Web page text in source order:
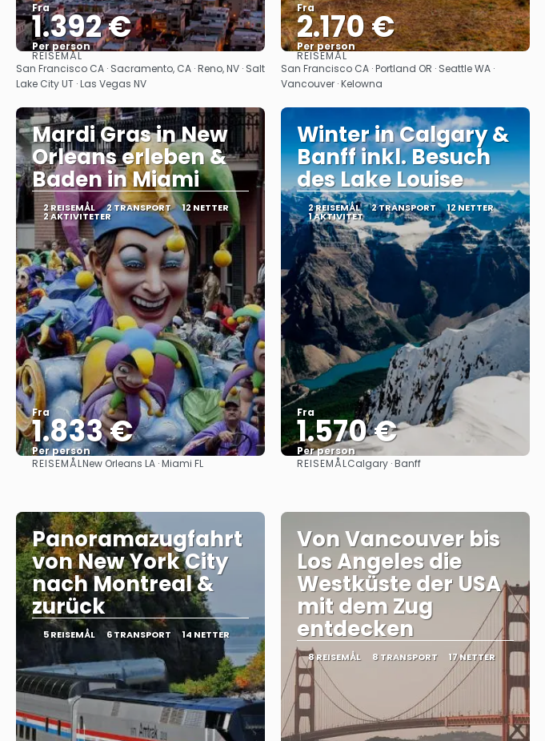
Fra
1.392 €
Per person
Se
REISEMÅL
San Francisco CA · Sacramento, CA · Reno, NV · Salt
Lake City UT · Las Vegas NV
Fra
2.170 €
Per person
Se
REISEMÅL
San Francisco CA · Portland OR · Seattle WA ·
Vancouver · Kelowna
Mardi Gras in New
Orleans erleben &
Baden in Miami
2 REISEMÅL 2 TRANSPORT 12 NETTER
2 AKTIVITETER
Fra
1.833 €
Per person
Se
REISEMÅLNew Orleans LA · Miami FL
Winter in Calgary &
Banff inkl. Besuch
des Lake Louise
2 REISEMÅL 2 TRANSPORT 12 NETTER
1 AKTIVITET
Fra
1.570 €
Per person
Se
REISEMÅLCalgary · Banff
Panoramazugfahrt
von New York City
nach Montreal &
zurück
5 REISEMÅL 6 TRANSPORT 14 NETTER
Von Vancouver bis
Los Angeles die
Westküste der USA
mit dem Zug
entdecken
8 REISEMÅL 8 TRANSPORT 17 NETTER